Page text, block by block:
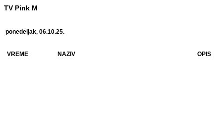
TV Pink M
ponedeljak, 06.10.25.
VREME NAZIV OPIS